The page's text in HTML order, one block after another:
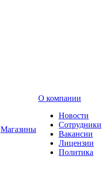
Магазины
О компании
Новости
Сотрудники
Вакансии
Лицензии
Политика